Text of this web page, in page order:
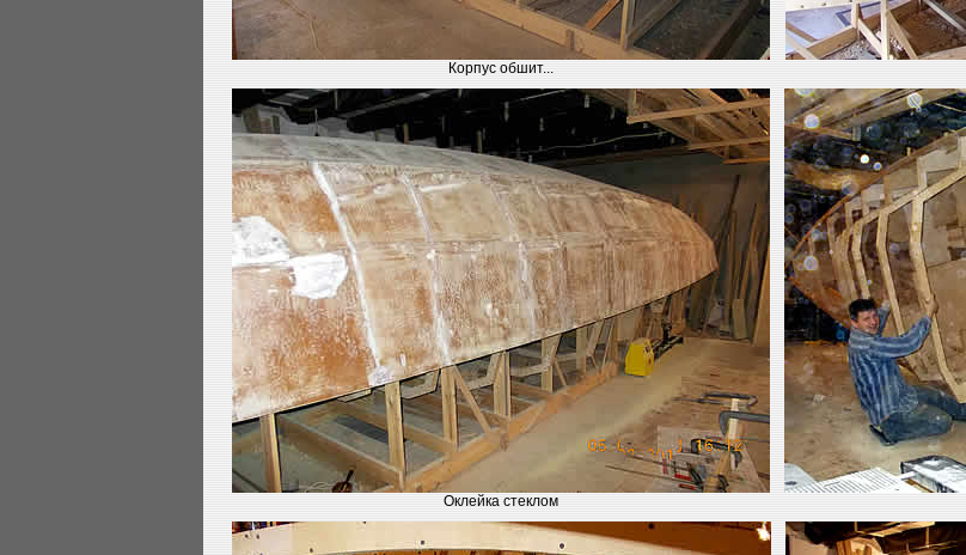
Корпус обшит...
Оклейка стеклом